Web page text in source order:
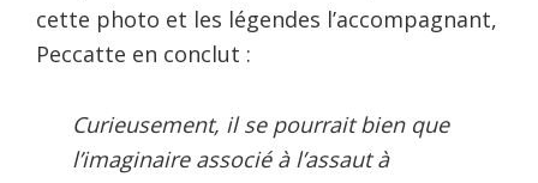
cette photo et les légendes l’accompagnant,
Peccatte en conclut :
Curieusement, il se pourrait bien que
l’imaginaire associé à l’assaut à